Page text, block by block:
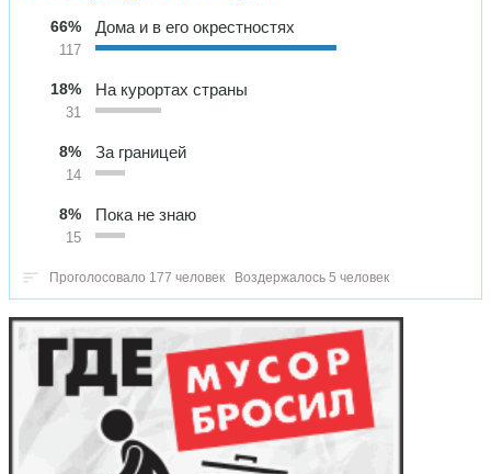
66%
117
Дома и в его окрестностях
18%
31
На курортах страны
8%
14
За границей
8%
15
Пока не знаю
Проголосовало 177 человек Воздержалось 5 человек